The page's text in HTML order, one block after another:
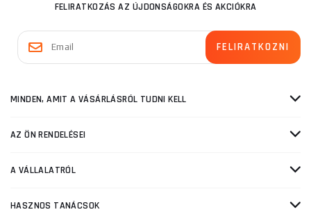
FELIRATKOZÁS AZ ÚJDONSÁGOKRA ÉS AKCIÓKRA
MINDEN, AMIT A VÁSÁRLÁSRÓL TUDNI KELL
AZ ÖN RENDELÉSEI
A VÁLLALATRÓL
HASZNOS TANÁCSOK